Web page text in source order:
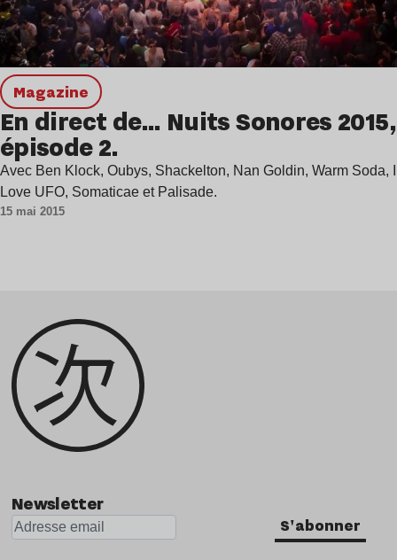
magazine
En direct de… Nuits Sonores 2015,
épisode 2.
Avec Ben Klock, Oubys, Shackelton, Nan Goldin, Warm Soda, I
Love UFO, Somaticae et Palisade.
15 mai 2015
Newsletter
S'abonner